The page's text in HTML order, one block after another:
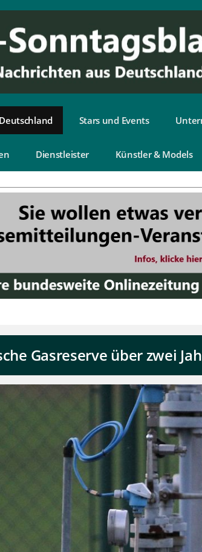
Deutschland Stars und Events
Dienstleister Künstler & Models
Gasreserve über zwei